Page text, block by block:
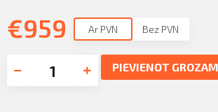
€959 Ar PVN Bez PVN
PIEVIENOT GROZAM